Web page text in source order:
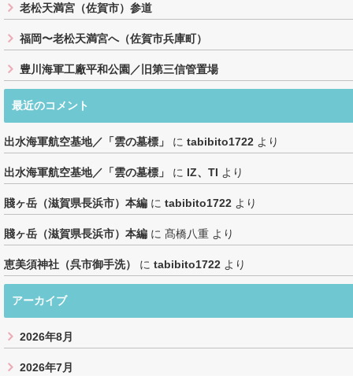
老松天満宮（佐賀市）参道
福岡〜老松天満宮へ（佐賀市兵庫町）
豊川海軍工廠平和公園／旧第三信管置場
最近のコメント
出水海軍航空基地／「雲の墓標」 に tabibito1722 より
出水海軍航空基地／「雲の墓標」 に IZ、TI より
賤ヶ岳（滋賀県長浜市）本編 に tabibito1722 より
賤ヶ岳（滋賀県長浜市）本編 に 髙橋八重 より
恵美須神社（呉市御手洗） に tabibito1722 より
アーカイブ
2026年8月
2026年7月